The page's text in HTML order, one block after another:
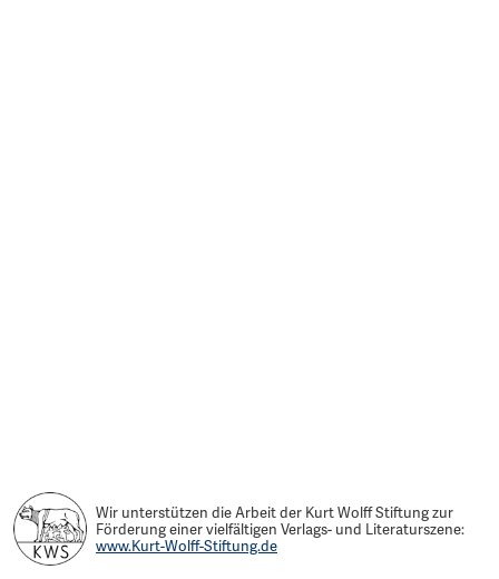
Wir unterstützen die Arbeit der Kurt Wolff Stiftung zur
Förderung einer vielfältigen Verlags- und Literaturszene:
www.Kurt-Wolff-Stiftung.de